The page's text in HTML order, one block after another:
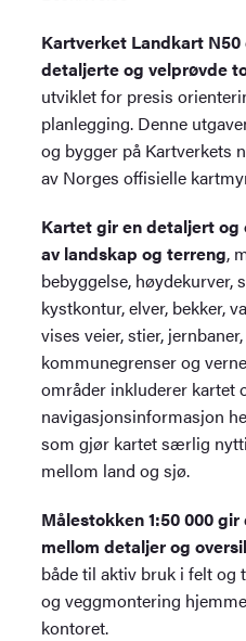
Kartverket Landkart
detaljerte og velprøvde
utviklet for presis
planlegging. Denne
og bygger på Kartverkets
av Norges offisielle
Kartet gir en detaljert
av landskap og terreng,
bebyggelse, høydekurver,
kystkontur, elver, bekker,
vises veier, stier,
kommunegrenser og
områder inkluderer kartet
navigasjonsinformasjon
som gjør kartet særlig
mellom land og sjø.
Målestokken 1:50 000
mellom detaljer og
både til aktiv bruk i felt og
og veggmontering
kontoret.